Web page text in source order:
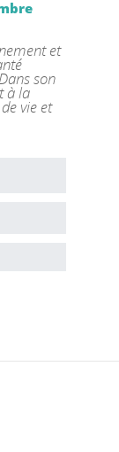
et
son
à la
vie et